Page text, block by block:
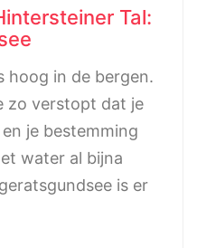
Tal:
hoog in de bergen.
zo verstopt dat je
je bestemming
water al bijna
is er